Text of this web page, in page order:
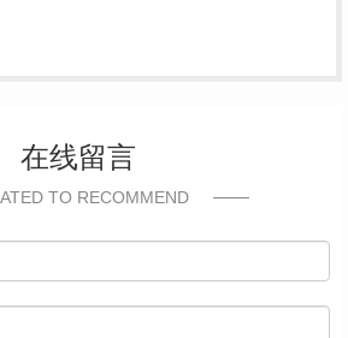
在线留言
TO RECOMMEND